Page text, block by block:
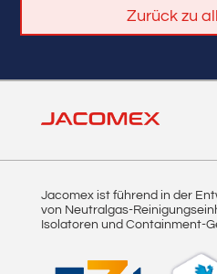
Zurück zu
Jacomex ist führend in der
von Neutralgas-
Isolatoren und Containment-